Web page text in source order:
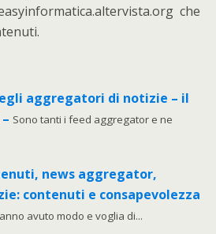
che
aggregatori di notizie – il
Sono tanti i feed aggregator e ne
news aggregator,
contenuti e consapevolezza
avuto modo e voglia di...